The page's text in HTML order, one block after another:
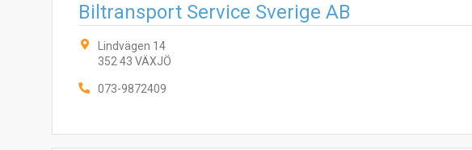
Biltransport Service Sverige AB
Lindvägen 14
352 43 VÄXJÖ
073-9872409